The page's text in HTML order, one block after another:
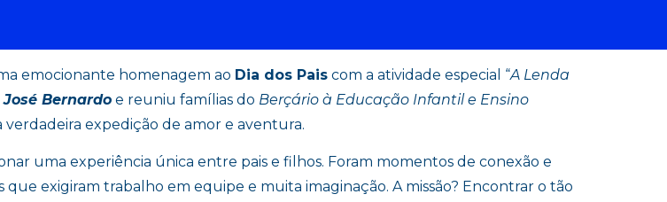
emocionante homenagem ao Dia dos Paiscom a atividade especial “A Lenda
Bernardoe reuniu famílias do Berçário à Educação Infantil e Ensino
expedição de amor e aventura.
uma experiência única entre pais e filhos. Foram momentos de conexão e
que exigiram trabalho em equipe e muita imaginação. A missão? Encontrar o tão